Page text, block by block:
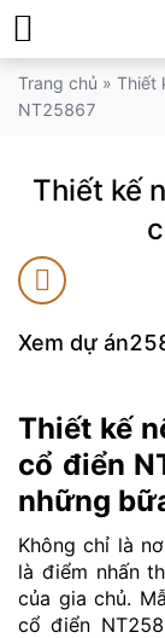
Trang chủ » Thiết
NT25867
Thiết kế
Xem dự án
Thiết kế
cổ điển
những
Không chỉ là
là điểm nhấn
của gia chủ.
cổ điển